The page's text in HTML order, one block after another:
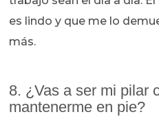
es lindo y que me lo
más.
8. ¿Vas a ser mi pilar
mantenerme en pie?